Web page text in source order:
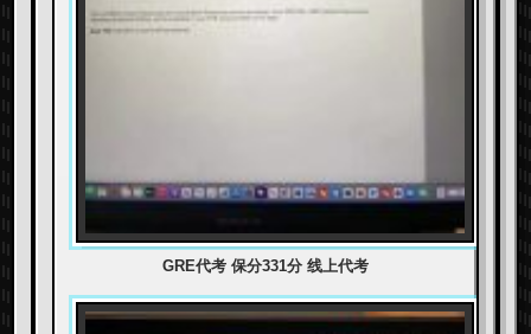
GRE代考 保分331分 线上代考